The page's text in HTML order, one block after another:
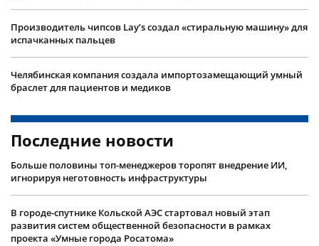
Производитель чипсов Lay’s создал «стиральную машину» для
испачканных пальцев
Челябинская компания создала импортозамещающий умный
браслет для пациентов и медиков
Последние новости
Больше половины топ-менеджеров торопят внедрение ИИ,
игнорируя неготовность инфраструктуры
В городе-спутнике Кольской АЭС стартовал новый этап
развития систем общественной безопасности в рамках
проекта «Умные города Росатома»